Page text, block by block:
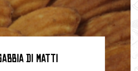
DI MATTI